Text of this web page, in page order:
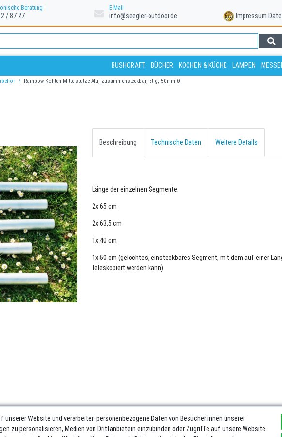
Beratung
/ 87 27
E-Mail
info@seegler-outdoor.de Impressum
BUSHCRAFT BÜCHER KOCHEN & KÜCHE LAMPEN
Rainbow Kohten Mittelstütze Alu, zusammensteckbar, 6tlg, 50mm Ø
Beschreibung Technische Daten Weitere Details
Länge der einzelnen Segmente:
2x 65 cm
2x 63,5 cm
1x 40 cm
1x 50 cm (gelochtes, einsteckbares Segment, mit dem auf einer
teleskopiert werden kann)
unserer Website und verarbeiten personenbezogene Daten von Besucher:innen unserer
zu personalisieren, Medien von Drittanbietern einzubinden oder Zugriffe auf unsere Website